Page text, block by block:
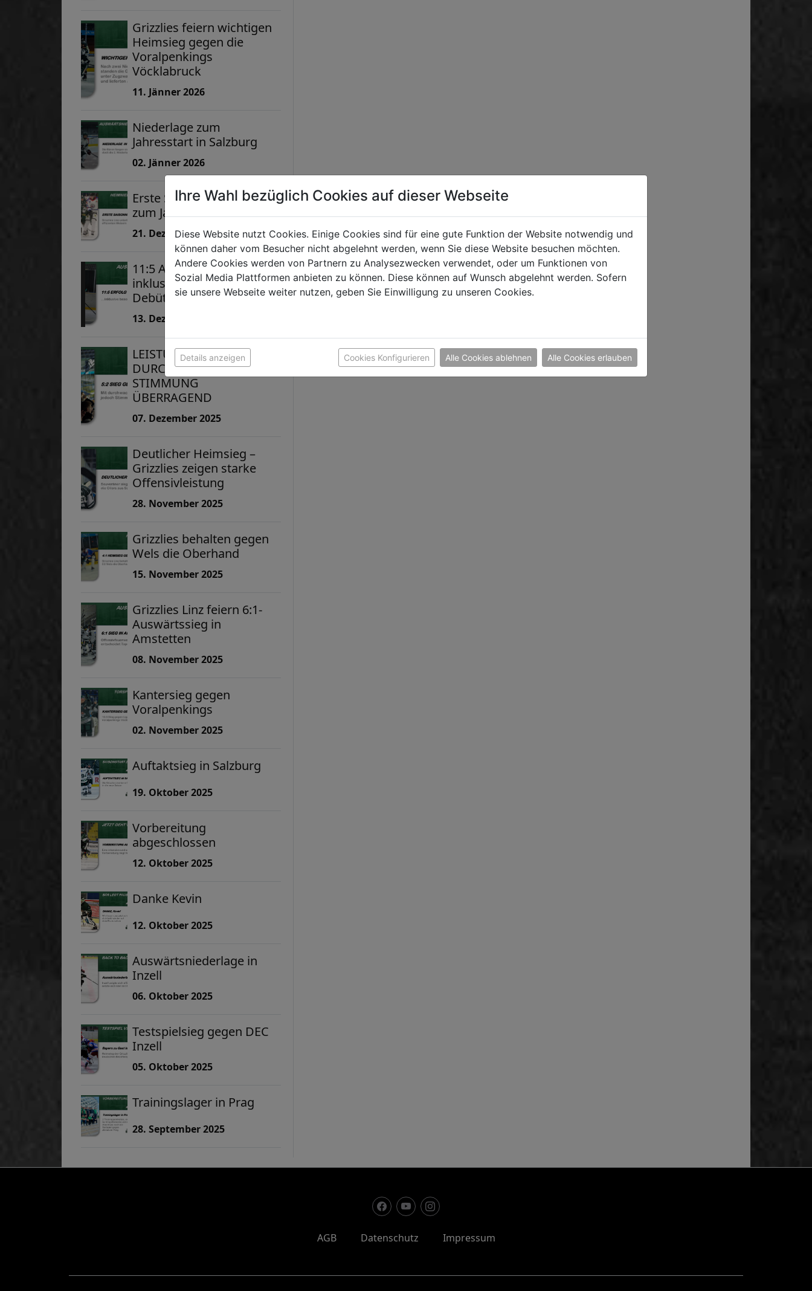
Grizzlies feiern wichtigen
Heimsieg gegen die
Voralpenkings
Vöcklabruck
11. Jänner 2026
Niederlage zum
Jahresstart in Salzburg
02. Jänner 2026
Erste Saisonniederlage
zum Jahresabschluss
21. Dezember 2025
11:5 Auswärtssieg
inklusive besonderem
Debüt
13. Dezember 2025
LEISTUNG
DURCHWACHSEN -
STIMMUNG
ÜBERRAGEND
07. Dezember 2025
Deutlicher Heimsieg –
Grizzlies zeigen starke
Offensivleistung
28. November 2025
Grizzlies behalten gegen
Wels die Oberhand
15. November 2025
Grizzlies Linz feiern 6:1-
Auswärtssieg in
Amstetten
08. November 2025
Kantersieg gegen
Voralpenkings
02. November 2025
Auftaktsieg in Salzburg
19. Oktober 2025
Vorbereitung
abgeschlossen
12. Oktober 2025
Danke Kevin
12. Oktober 2025
Auswärtsniederlage in
Inzell
06. Oktober 2025
Testspielsieg gegen DEC
Inzell
05. Oktober 2025
Trainingslager in Prag
28. September 2025
AGB Datenschutz Impressum
Ihre Wahl bezüglich Cookies auf dieser Webseite
Diese Website nutzt Cookies. Einige Cookies sind für eine gute Funktion der Website notwendig und
können daher vom Besucher nicht abgelehnt werden, wenn Sie diese Website besuchen möchten.
Andere Cookies werden von Partnern zu Analysezwecken verwendet, oder um Funktionen von
Sozial Media Plattformen anbieten zu können. Diese können auf Wunsch abgelehnt werden. Sofern
sie unsere Webseite weiter nutzen, geben Sie Einwilligung zu unseren Cookies.
Details anzeigen Cookies Konfigurieren Alle Cookies ablehnen Alle Cookies erlauben